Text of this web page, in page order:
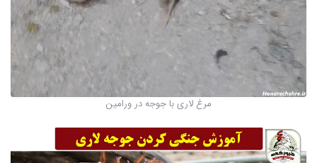
مرغ لاری با جوجه در ورامین